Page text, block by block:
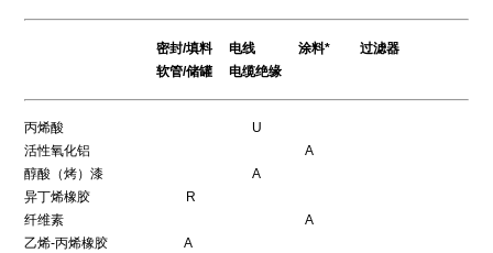
密封/填料 电线 涂料* 过滤器
软管/储罐 电缆绝缘
丙烯酸 U
活性氧化铝 A
醇酸（烤）漆 A
异丁烯橡胶 R
纤维素 A
乙烯-丙烯橡胶 A